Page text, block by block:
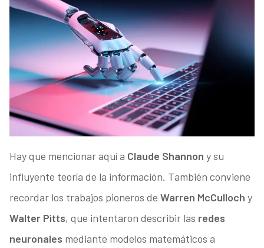
Hay que mencionar aquí a Claude Shannon y su
influyente teoría de la información. También conviene
recordar los trabajos pioneros de Warren McCulloch y
Walter Pitts, que intentaron describir las redes
neuronales mediante modelos matemáticos a